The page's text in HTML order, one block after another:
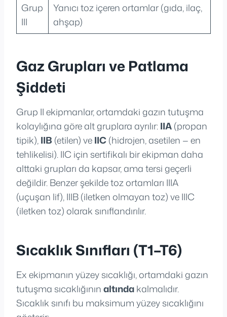
Grup
III
Yanıcı toz içeren ortamlar (gıda, ilaç,
ahşap)
Gaz Grupları ve Patlama
Şiddeti
Grup II ekipmanlar, ortamdaki gazın tutuşma
kolaylığına göre alt gruplara ayrılır:IIA(propan
tipik),IIB (etilen) veIIC(hidrojen, asetilen — en
tehlikelisi). IIC için sertifikalı bir ekipman daha
alttaki grupları da kapsar, ama tersi geçerli
değildir. Benzer şekilde toz ortamları IIIA
(uçuşan lif), IIIB (iletken olmayan toz) ve IIIC
(iletken toz) olarak sınıflandırılır.
Sıcaklık Sınıfları (T1–T6)
Ex ekipmanın yüzey sıcaklığı, ortamdaki gazın
tutuşma sıcaklığınınaltındakalmalıdır.
Sıcaklık sınıfı bu maksimum yüzey sıcaklığını